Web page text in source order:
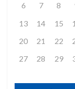
6
7 8
13
14 15
20
21 22
27
28 29